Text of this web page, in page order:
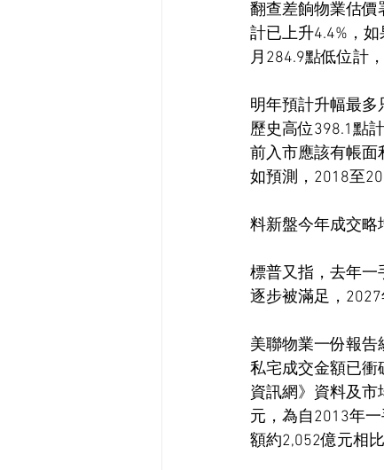
翻查差餉物業估價
計已上升4.4%，
月284.9點低位計
明年預計升幅最多
歷史高位398.1點
前入市應該有帳面
如預測，2018至
料新盤今年成交略
標普又指，去年一
逐步被滿足，2027
美聯物業一份報
私宅成交金額已衝
資訊網》資料及市
元，為自2013年
額約2,052億元相